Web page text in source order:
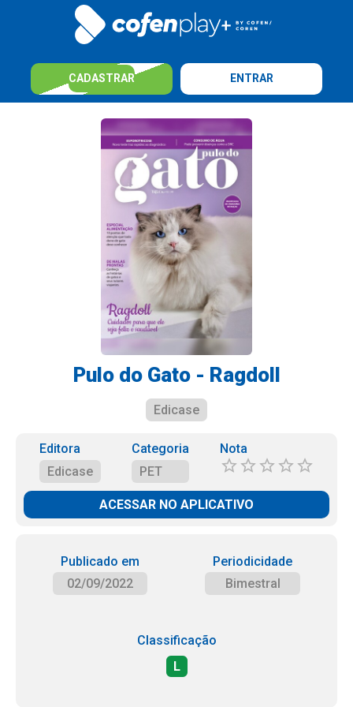
CADASTRAR ENTRAR
Pulo do Gato - Ragdoll
Edicase
Editora
Edicase
Categoria
PET
Nota
ACESSAR NO APLICATIVO
Publicado em
02/09/2022
Periodicidade
Bimestral
Classificação
L